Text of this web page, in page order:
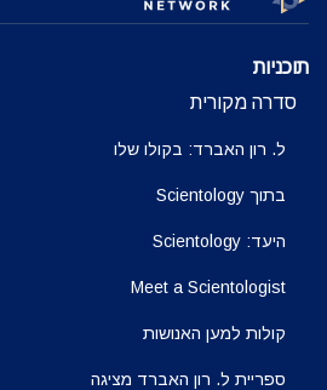
תוכניות
סדרה מקורית
ל. רון האברד: בקולו שלו
בתוך Scientology
היעד: Scientology
Meet a Scientologist
קולות למען האנושות
ספריית ל. רון האברד מציגה